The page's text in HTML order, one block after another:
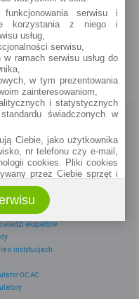
firmowe
Ekstra
ekspertów
o instytucjach
OC AC
funkcjonowania serwisu i
korzystania z niego i
usług,
serwisu,
ramach serwisu usług do
w tym prezentowania
zainteresowaniom,
i statystycznych
świadczonych w
Ciebie, jako użytkownika
nr telefonu czy e-mail,
cookies. Pliki cookies
przez Ciebie sprzęt i
możliwy jest do
każdego użytkownika. Bez
w plikach cookies mogą
w technologii cookies jest
Rankomat Sp. z o. o. Sp.
88, 01 - 141 Warszawa.
skontaktować się z
jak również wyrazić